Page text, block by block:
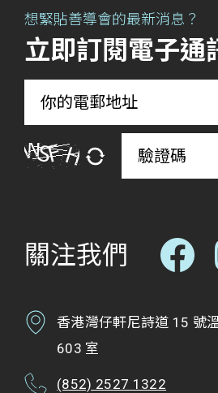
想緊貼善導會的最新消息？
立即訂閱電子通
關注我們
香港灣仔軒尼詩道 15 號
603 室
(852) 2527 1322